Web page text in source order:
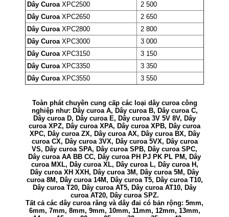
Dây Curoa XPC2500
2 500
Dây Curoa XPC2650
2 650
Dây Curoa XPC2800
2 800
Dây Curoa XPC3000
3 000
Dây Curoa XPC3150
3 150
Dây Curoa XPC3350
3 350
Dây Curoa XPC3550 3 550
Toàn phát chuyên cung cấp các loại dây curoa công
nghiệp như: Dây curoa A, Dây curoa B, Dây curoa C,
Dây curoa D, Dây curoa E, Dây curoa 3V 5V 8V, Dây
curoa XPZ, Dây curoa XPA, Dây curoa XPB, Dây curoa
XPC, Dây curoa ZX, Dây curoa AX, Dây curoa BX, Dây
curoa CX, Dây curoa 3VX, Dây curoa 5VX, Dây curoa
VS, Dây curoa SPA, Dây curoa SPB, Dây curoa SPC,
Dây curoa AA BB CC, Dây curoa PH PJ PK PL PM, Dây
curoa MXL, Dây curoa XL, Dây curoa L, Dây curoa H,
Dây curoa XH XXH, Dây curoa 3M, Dây curoa 5M, Dây
curoa 8M, Dây curoa 14M, Dây curoa T5, Dây curoa T10,
Dây curoa T20, Dây curoa AT5, Dây curoa AT10, Dây
curoa AT20, Dây curoa SPZ.
Tất cả các dây curoa răng và dây đai có bản rộng: 5mm,
6mm, 7mm, 8mm, 9mm, 10mm, 11mm, 12mm, 13mm,